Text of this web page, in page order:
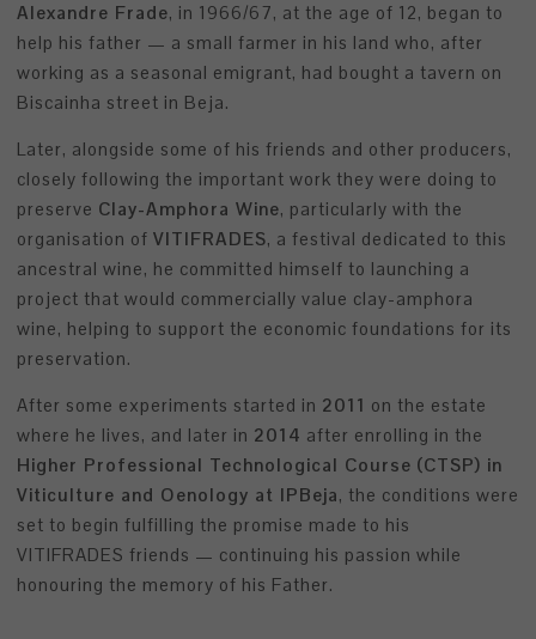
Alexandre Frade, in 1966/67, at the age of 12, began to
help his father — a small farmer in his land who, after
working as a seasonal emigrant, had bought a tavern on
Biscainha street in Beja.
Later, alongside some of his friends and other producers,
closely following the important work they were doing to
preserve Clay-Amphora Wine, particularly with the
organisation of VITIFRADES, a festival dedicated to this
ancestral wine, he committed himself to launching a
project that would commercially value clay-amphora
wine, helping to support the economic foundations for its
preservation.
After some experiments started in 2011 on the estate
where he lives, and later in 2014 after enrolling in the
Higher Professional Technological Course (CTSP) in
Viticulture and Oenology at IPBeja, the conditions were
set to begin fulfilling the promise made to his
VITIFRADES friends — continuing his passion while
honouring the memory of his Father.